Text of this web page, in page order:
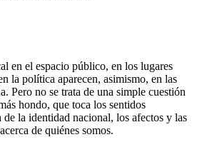
en el espacio público, en los lugares
la política aparecen, asimismo, en las
Pero no se trata de una simple cuestión
hondo, que toca los sentidos
la identidad nacional, los afectos y las
de quiénes somos.